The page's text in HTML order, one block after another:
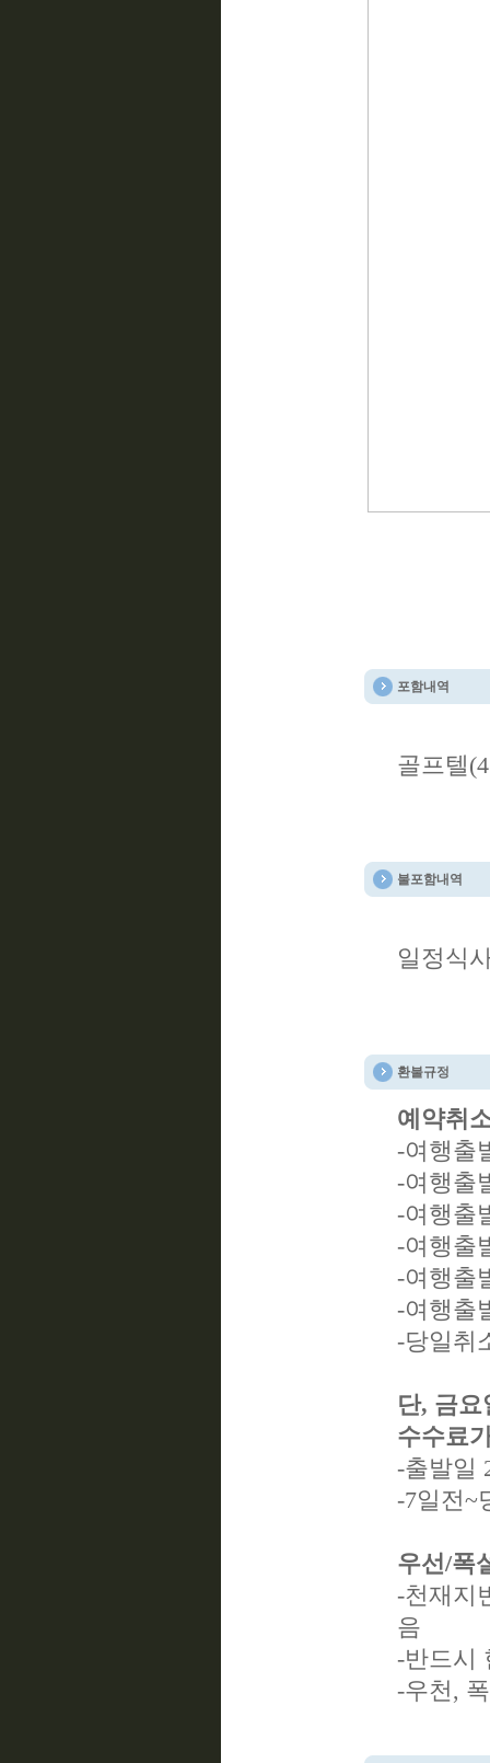
포함내역
골프텔
불포함내역
일정식
환불규정
예약취
-여행출
-여행출
-여행출
-여행출
-여행출
-여행출
-당일취
단, 금
수수료
-출발일
-7일전~
우선/폭
-천재지
음
-반드시
-우천,